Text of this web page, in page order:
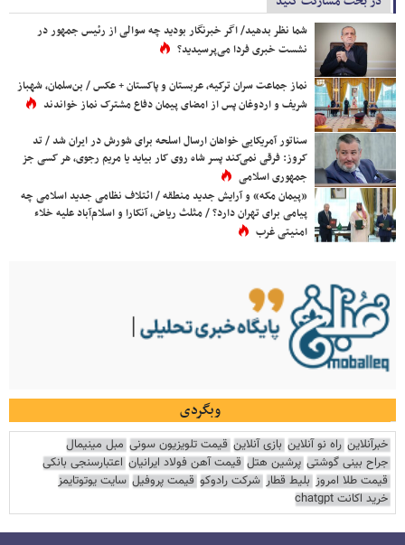
شما نظر بدهید/ اگر خبرنگار بودید چه سوالی از رئیس جمهور در
نشست خبری فردا می‌پرسیدید؟
نماز جماعت سران ترکیه، عربستان و پاکستان + عکس / بن‌سلمان، شهباز
شریف و اردوغان پس از امضای پیمان دفاع مشترک نماز خواندند
سناتور آمریکایی خواهان ارسال اسلحه برای شورش در ایران شد / تد
کروز: فرقی نمی‌کند پسر شاه روی کار بیاید یا مریم رجوی، هر کسی جز
جمهوری اسلامی
«پیمان مکه» و آرایش جدید منطقه / ائتلاف نظامی جدید اسلامی چه
پیامی برای تهران دارد؟ / مثلث ریاض، آنکارا و اسلام‌آباد علیه خلاء
امنیتی غرب
وبگردی
خبرآنلاین راه نو آنلاین بازی آنلاین قیمت تلویزیون سونی مبل مینیمال
جراح بینی گوشتی پرشین هتل قیمت آهن فولاد ایرانیان اعتبارسنجی بانکی
قیمت طلا امروز بلیط قطار شرکت رادوکو قیمت پروفیل سایت یوتوتایمز
خرید اکانت chatgpt